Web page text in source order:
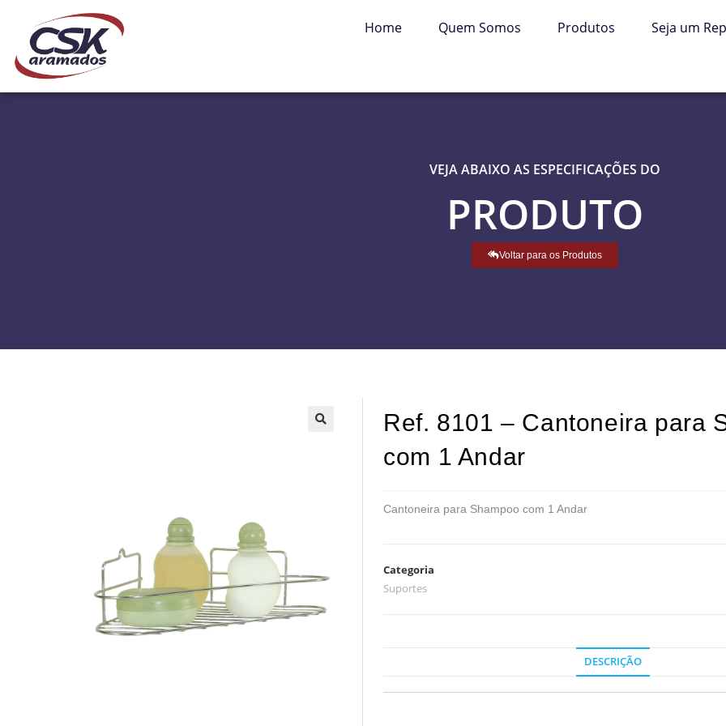
Home Quem Somos Produtos Seja um
VEJA ABAIXO AS ESPECIFICAÇÕES DO
PRODUTO
Voltar para os Produtos
Ref. 8101 – Cantoneira para
com 1 Andar
Cantoneira para Shampoo com 1 Andar
Categoria
Suportes
DESCRIÇÃO